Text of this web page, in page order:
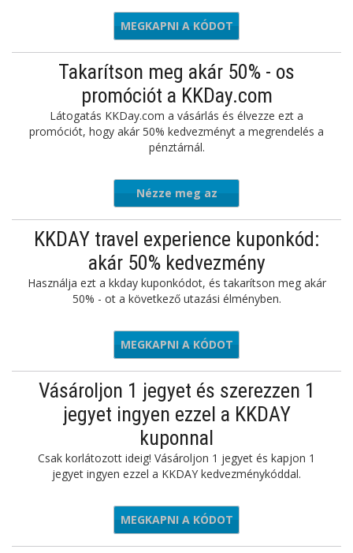
APP5OFF
MEGKAPNI A KÓDOT
Takarítson meg akár 50% - os
promóciót a KKDay.com
Látogatás KKDay.com a vásárlás és élvezze ezt a
promóciót, hogy akár 50% kedvezményt a megrendelés a
pénztárnál.
Nézze meg az
ajánlatot
KKDAY travel experience kuponkód:
akár 50% kedvezmény
Használja ezt a kkday kuponkódot, és takarítson meg akár
50% - ot a következő utazási élményben.
PFOOD50
MEGKAPNI A KÓDOT
Vásároljon 1 jegyet és szerezzen 1
jegyet ingyen ezzel a KKDAY
kuponnal
Csak korlátozott ideig! Vásároljon 1 jegyet és kapjon 1
jegyet ingyen ezzel a KKDAY kedvezménykóddal.
SANB1G1
MEGKAPNI A KÓDOT